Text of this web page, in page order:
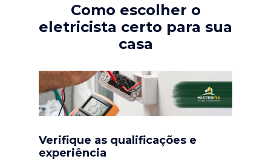
Como escolher o
eletricista certo para sua
casa
Verifique as qualificações e
experiência